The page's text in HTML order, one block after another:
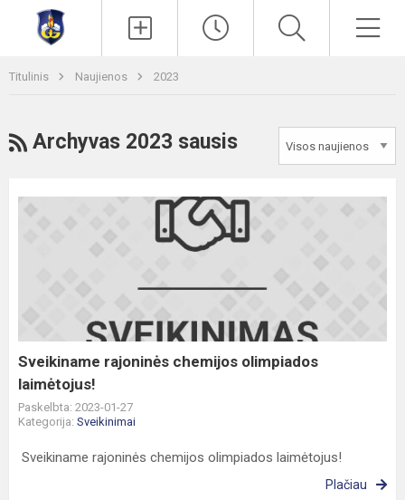
Titulinis Naujienos 2023
RSS
Archyvas 2023 sausis
Sveikiname
Sveikiname rajoninės chemijos olimpiados
laimėtojus!
Paskelbta: 2023-01-27
Kategorija: Sveikinimai
Sveikiname rajoninės chemijos olimpiados laimėtojus!
Plačiau